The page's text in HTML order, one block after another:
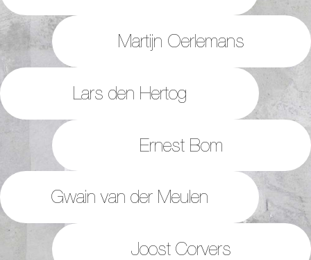
Martijn Oerlemans
Lars den Hertog
Ernest Bom
Gwain van der Meulen
Joost Corvers